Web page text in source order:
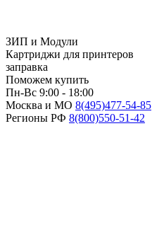
ЗИП и Модули
Картриджи для принтеров
заправка
Поможем купить
Пн-Вс 9:00 - 18:00
Москва и МО 8(495)477-54-85
Регионы РФ 8(800)550-51-42